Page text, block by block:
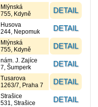
Mlýnská
755, Kdyně
DETAIL
Husova
244, Nepomuk
DETAIL
Mlýnská
755, Kdyně
DETAIL
nám. J. Zajíce
7, Šumperk
DETAIL
Tusarova
1263/7, Praha 7
DETAIL
Strašice
531, Strašice
DETAIL